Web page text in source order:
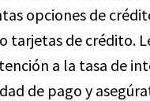
opciones de
tarjetas de crédito.
a la tasa de
de pago y